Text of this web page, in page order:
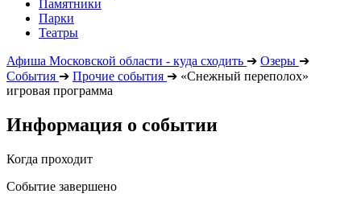
Памятники
Парки
Театры
Афиша Московской области - куда сходить ➔ Озеры ➔
События ➔ Прочие события ➔ «Снежный переполох»
игровая программа
Информация о событии
Когда проходит
Событие завершено